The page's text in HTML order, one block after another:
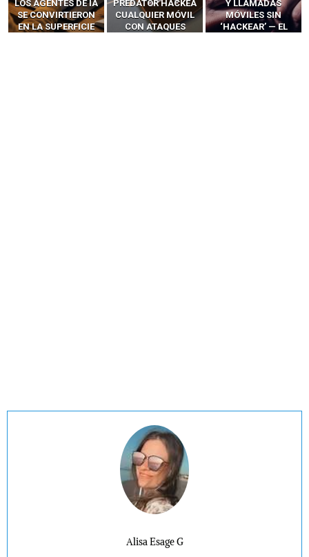
LOS AGENTES DE IA
SE CONVIRTIERON
EN LA SUPERFICIE
PREDATOR HACKEA
CUALQUIER MÓVIL
CON ATAQUES
Y LLAMADAS
MÓVILES SIN
‘HACKEAR’ — EL
Alisa Esage G